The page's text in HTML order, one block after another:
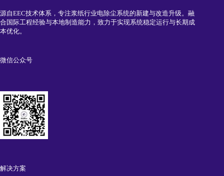
源自EEC技术体系，专注浆纸行业电除尘系统的新建与改造升级。融
合国际工程经验与本地制造能力，致力于实现系统稳定运行与长期成
本优化。
微信公众号
解决方案